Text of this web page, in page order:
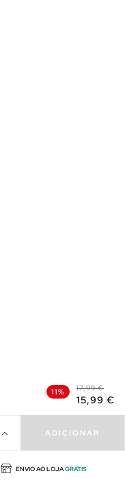
11% 17,99 €
15,99 €
ADICIONAR
ENVIO AO LOJAGRÁTIS